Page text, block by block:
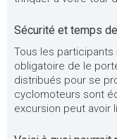
Sécurité et temps
Tous les
obligatoire de le
distribués pour se
cyclomoteurs sont
excursion peut avoir